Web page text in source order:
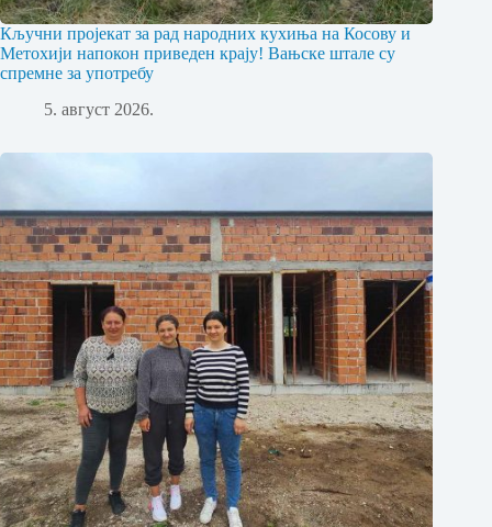
Кључни пројекат за рад народних кухиња на Косову и
Метохији напокон приведен крају! Вањске штале су
спремне за употребу
5. август 2026.